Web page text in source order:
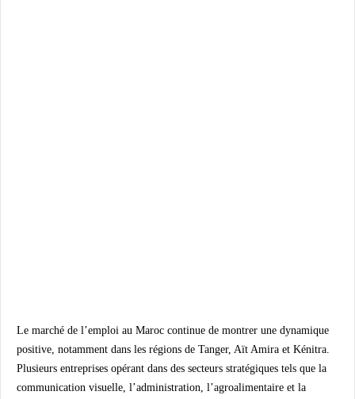
Le marché de l’emploi au Maroc continue de montrer une dynamique
positive, notamment dans les régions de Tanger, Aït Amira et Kénitra.
Plusieurs entreprises opérant dans des secteurs stratégiques tels que la
communication visuelle, l’administration, l’agroalimentaire et la